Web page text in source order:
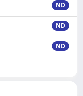
ND
ND
ND